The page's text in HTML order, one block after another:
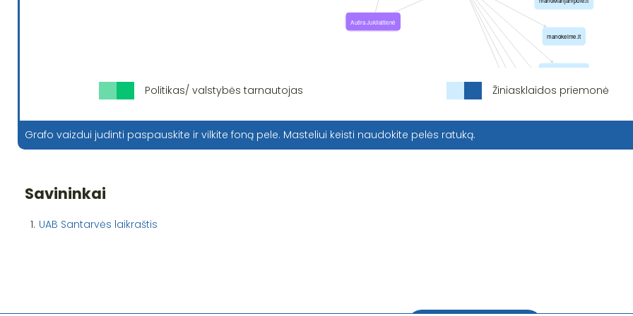
Politikas/ valstybės tarnautojas Žiniasklaidos priemonė
Grafo vaizdui judinti paspauskite ir vilkite foną pele. Masteliui keisti naudokite pelės ratuką.
Savininkai
1. UAB Santarvės laikraštis